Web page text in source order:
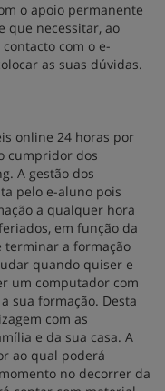
o apoio permanente
que necessitar, ao
com o e-
as suas dúvidas.
online 24 horas por
cumpridor dos
A gestão dos
pelo e-aluno pois
a qualquer hora
em função da
terminar a formação
quando quiser e
um computador com
sua formação. Desta
com as
e da sua casa. A
ao qual poderá
no decorrer da